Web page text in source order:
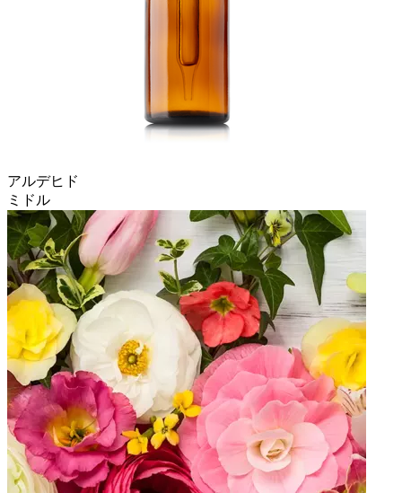
アルデヒド
ミドル